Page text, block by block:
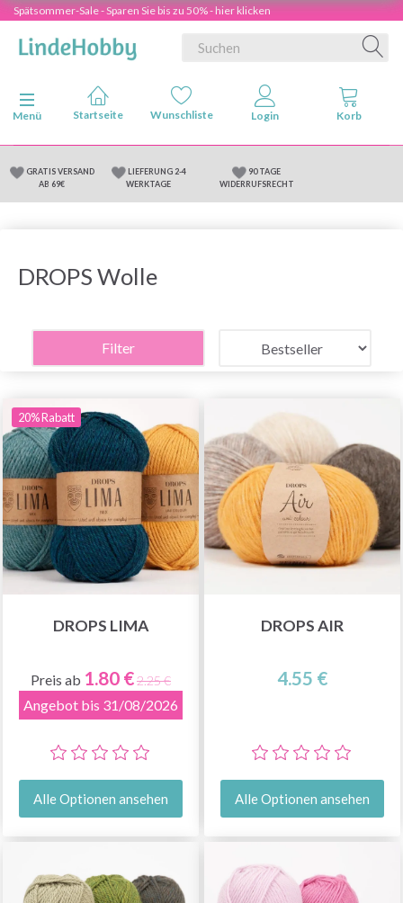
Spätsommer-Sale - Sparen Sie bis zu 50% - hier klicken
Anzeige ändern
Menü
GRATIS VERSAND
AB 69€
LIEFERUNG 2-4
WERKTAGE
90 TAGE
WIDERRUFSRECHT
DROPS Wolle
Filter
20% Rabatt
DROPS LIMA
Preis ab 1.80 €2.25 €
Angebot bis 31/08/2026
Alle Optionen ansehen
DROPS AIR
4.55 €
Alle Optionen ansehen